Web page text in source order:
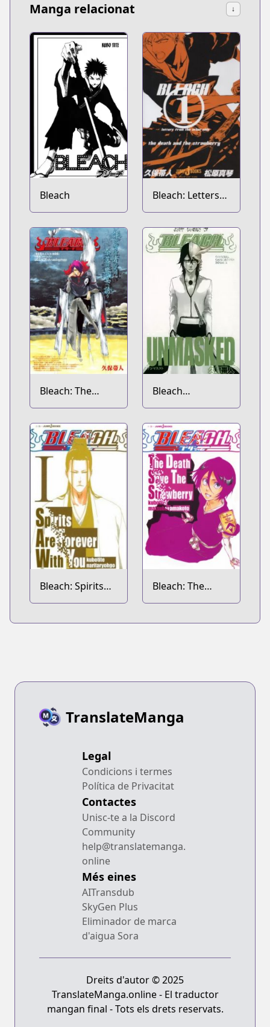
Manga relacionat ↓
Bleach
Bleach: Letters
From the Other
Side
Bleach: The
Unforgivens
Bleach
Unmasked Short
Stories
Bleach: Spirits
Are Forever with
Bleach: The
Death Save the
TranslateManga
Legal
Condicions i termes
Política de Privacitat
Contactes
Unisc-te a la Discord
Community
help@translatemanga.
online
Més eines
AITransdub
SkyGen Plus
Eliminador de marca
d'aigua Sora
Dreits d'autor © 2025
TranslateManga.online - El traductor
mangan final - Tots els drets reservats.